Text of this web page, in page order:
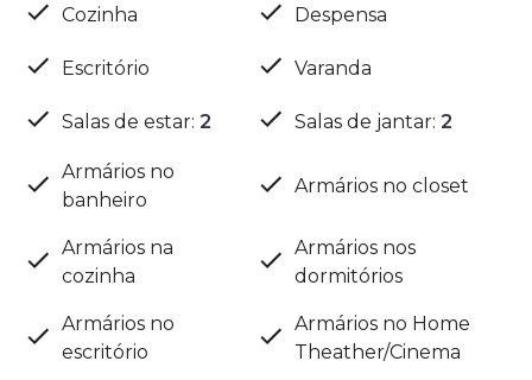
Cozinha Despensa
Escritório Varanda
Salas de estar: 2 Salas de jantar: 2
Armários no
banheiro
Armários no closet
Armários na
cozinha
Armários nos
dormitórios
Armários no
escritório
Armários no Home
Theather/Cinema